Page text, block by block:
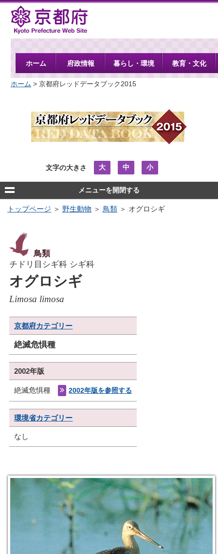
京都府
ホーム 府政情報 暮らし・環境 教育・文化
ホーム > 京都府レッドデータブック2015
文字の大きさ 大 中 小
メニューを開閉する
トップページ ＞ 野生動物 ＞ 鳥類 ＞ オグロシギ
鳥類
チドリ目シギ科 シギ科
オグロシギ
Limosa limosa
京都府カテゴリー
絶滅危惧種
2002年版
絶滅危惧種 2002年版を参照する
環境省カテゴリー
なし